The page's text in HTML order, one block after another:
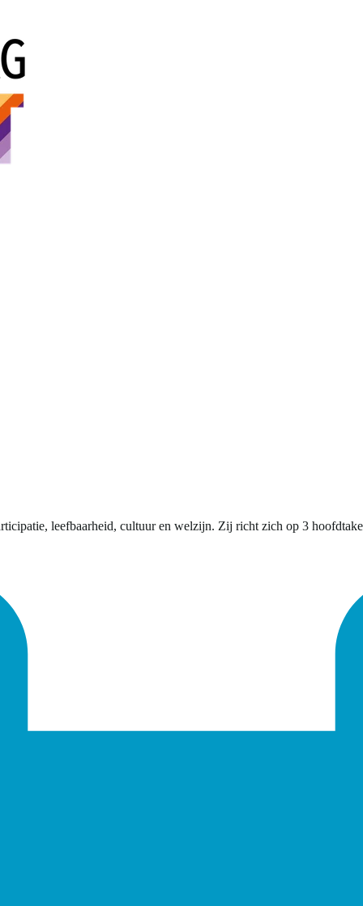
leefbaarheid, cultuur en welzijn. Zij richt zich op 3